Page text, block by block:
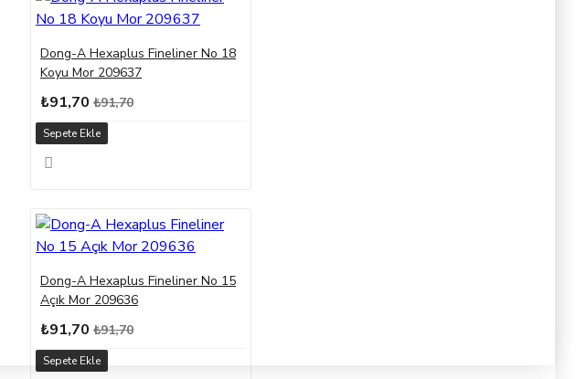
Dong-A Hexaplus Fineliner No 18
Koyu Mor 209637
₺91,70 ₺91,70
Sepete Ekle
Dong-A Hexaplus Fineliner No 15
Açık Mor 209636
₺91,70 ₺91,70
Sepete Ekle